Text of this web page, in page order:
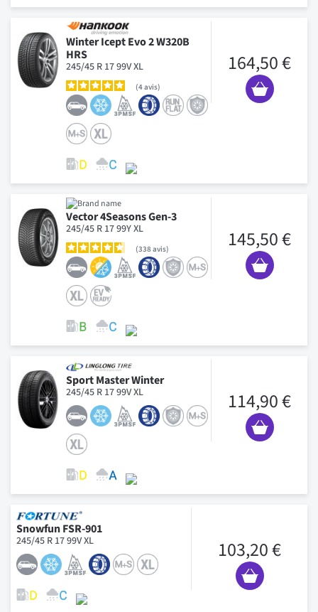
Winter Icept Evo 2 W320B
HRS
245/45 R 17 99V XL
4avis
164,50 €
Vector 4Seasons Gen-3
245/45 R 17 99Y XL
338 avis 145,50 €
Sport Master Winter
245/45 R 17 99V XL 114,90 €
Snowfun FSR-901
245/45 R 17 99V XL 103,20 €